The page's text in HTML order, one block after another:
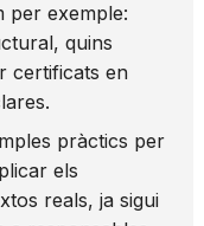
per exemple:
quins
certificats en
pràctics per
els
reals, ja sigui